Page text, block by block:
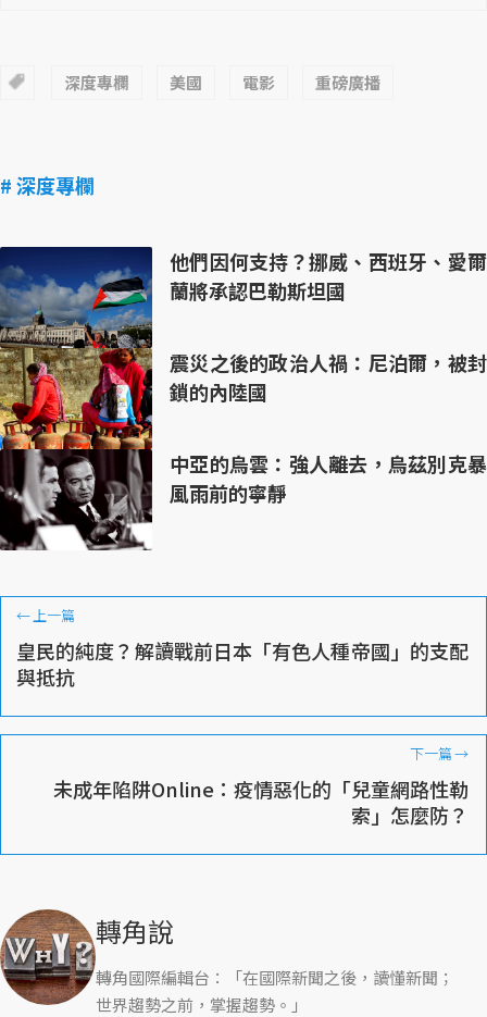
深度專欄 美國 電影 重磅廣播
# 深度專欄
他們因何支持？挪威、西班牙、愛爾
蘭將承認巴勒斯坦國
震災之後的政治人禍：尼泊爾，被封
鎖的內陸國
中亞的烏雲：強人離去，烏茲別克暴
風雨前的寧靜
←上一篇
皇民的純度？解讀戰前日本「有色人種帝國」的支配
與抵抗
下一篇→
未成年陷阱Online：疫情惡化的「兒童網路性勒
索」怎麼防？
轉角說
轉角國際編輯台：「在國際新聞之後，讀懂新聞；
世界趨勢之前，掌握趨勢。」